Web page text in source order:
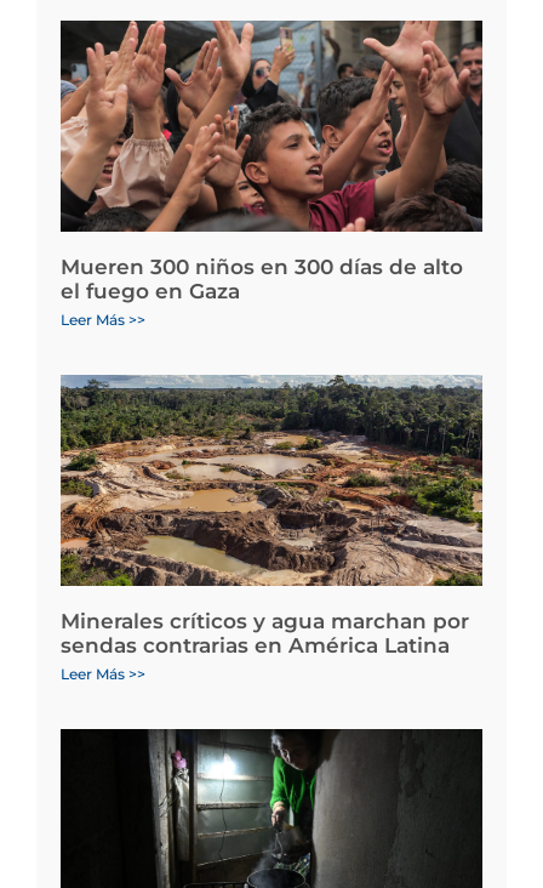
Mueren 300 niños en 300 días de alto
el fuego en Gaza
Leer Más >>
Minerales críticos y agua marchan por
sendas contrarias en América Latina
Leer Más >>